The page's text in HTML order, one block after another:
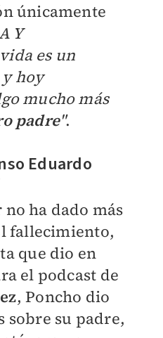
únicamente
Y
es un
hoy
mucho más
padre".
Eduardo
ha dado más
fallecimiento,
que dio en
el podcast de
, Poncho dio
sobre su padre,